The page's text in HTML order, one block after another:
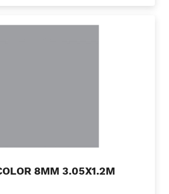
8MM 3.05X1.2M